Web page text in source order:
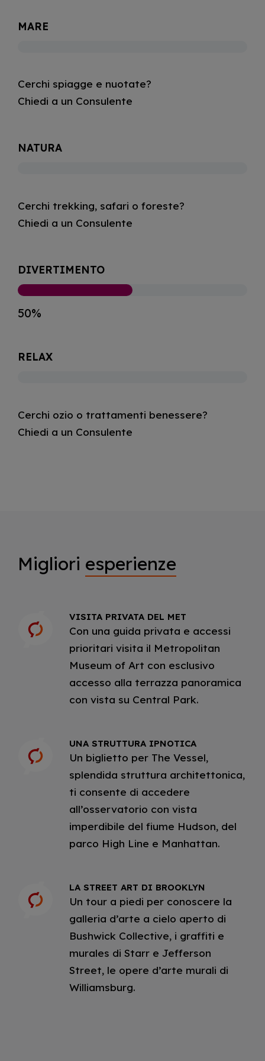
MARE
Cerchi spiagge e nuotate?
Chiedi a un Consulente
NATURA
Cerchi trekking, safari o foreste?
Chiedi a un Consulente
DIVERTIMENTO
50%
RELAX
Cerchi ozio o trattamenti benessere?
Chiedi a un Consulente
Migliori esperienze
VISITA PRIVATA DEL MET
Con una guida privata e accessi
prioritari visita il Metropolitan
Museum of Art con esclusivo
accesso alla terrazza panoramica
con vista su Central Park.
UNA STRUTTURA IPNOTICA
Un biglietto per The Vessel,
splendida struttura architettonica,
ti consente di accedere
all’osservatorio con vista
imperdibile del fiume Hudson, del
parco High Line e Manhattan.
LA STREET ART DI BROOKLYN
Un tour a piedi per conoscere la
galleria d’arte a cielo aperto di
Bushwick Collective, i graffiti e
murales di Starr e Jefferson
Street, le opere d’arte murali di
Williamsburg.